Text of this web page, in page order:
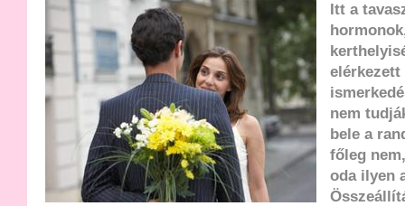
Itt a
elérkezett
nem
bele a
főleg
oda ilyen